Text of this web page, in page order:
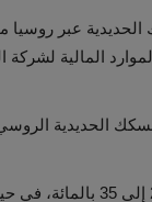
عبر روسيا
المالية لشركة